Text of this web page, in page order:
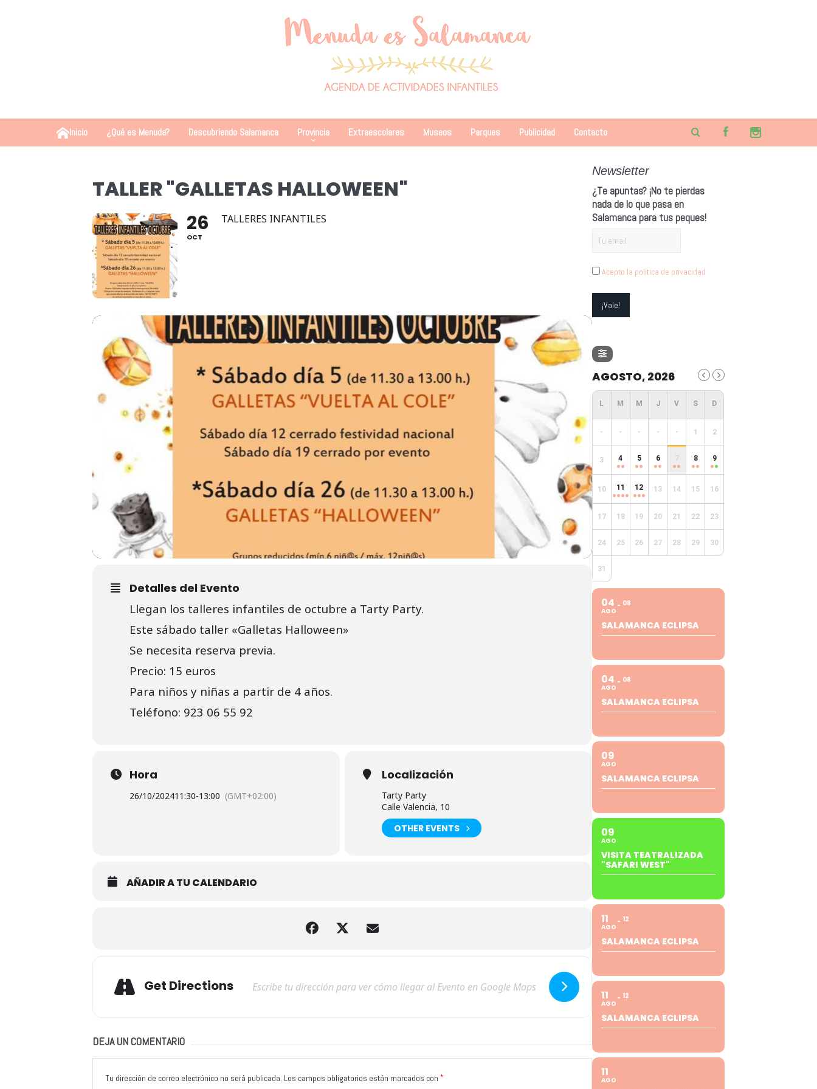
Inicio ¿Qué es Menuda? Descubriendo Salamanca Provincia Extraescolares Museos Parques Publicidad Contacto
TALLER "GALLETAS HALLOWEEN"
26
OCT
TALLERES INFANTILES
Detalles del Evento
Llegan los talleres infantiles de octubre a Tarty Party.
Este sábado taller «Galletas Halloween»
Se necesita reserva previa.
Precio: 15 euros
Para niños y niñas a partir de 4 años.
Teléfono: 923 06 55 92
Hora
26/10/202411:30-13:00 (GMT+02:00)
Localización
Tarty Party
Calle Valencia, 10
OTHER EVENTS
AÑADIR A TU CALENDARIO
Get Directions
DEJA UN COMENTARIO
Tu dirección de correo electrónico no será publicada. Los campos obligatorios están marcados con *
Newsletter
¿Te apuntas? ¡No te pierdas
nada de lo que pasa en
Salamanca para tus peques!
Acepto la política de privacidad
AGOSTO, 2026
- - - - - 1 2
3 4 5 6 7 8 9
10 11 12 13 14 15 16
17 18 19 20 21 22 23
24 25 26 27 28 29 30
31
04
AGO
08
SALAMANCA ECLIPSA
04
AGO
08
SALAMANCA ECLIPSA
09
AGO
SALAMANCA ECLIPSA
09
AGO
VISITA TEATRALIZADA
"SAFARI WEST"
11
AGO
12
SALAMANCA ECLIPSA
11
AGO
12
SALAMANCA ECLIPSA
11
AGO